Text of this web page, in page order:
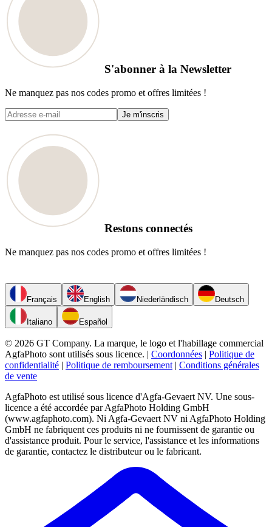
S'abonner à la Newsletter
Ne manquez pas nos codes promo et offres limitées !
Je m'inscris
Restons connectés
Ne manquez pas nos codes promo et offres limitées !
Français English Niederländisch Deutsch
Italiano Español
© 2026 GT Company. La marque, le logo et l'habillage commercial
AgfaPhoto sont utilisés sous licence. | Coordonnées | Politique de
confidentialité | Politique de remboursement | Conditions générales
de vente
AgfaPhoto est utilisé sous licence d'Agfa-Gevaert NV. Une sous-
licence a été accordée par AgfaPhoto Holding GmbH
(www.agfaphoto.com). Ni Agfa-Gevaert NV ni AgfaPhoto Holding
GmbH ne fabriquent ces produits ni ne fournissent de garantie ou
d'assistance produit. Pour le service, l'assistance et les informations
de garantie, contactez le distributeur ou le fabricant.